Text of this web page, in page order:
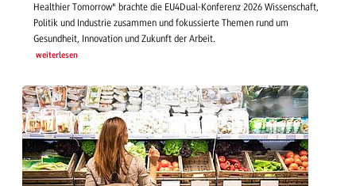
Healthier Tomorrow" brachte die EU4Dual-Konferenz 2026 Wissenschaft,
Politik und Industrie zusammen und fokussierte Themen rund um
Gesundheit, Innovation und Zukunft der Arbeit.
weiterlesen